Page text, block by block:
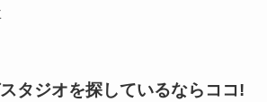
タジオを探しているならココ!